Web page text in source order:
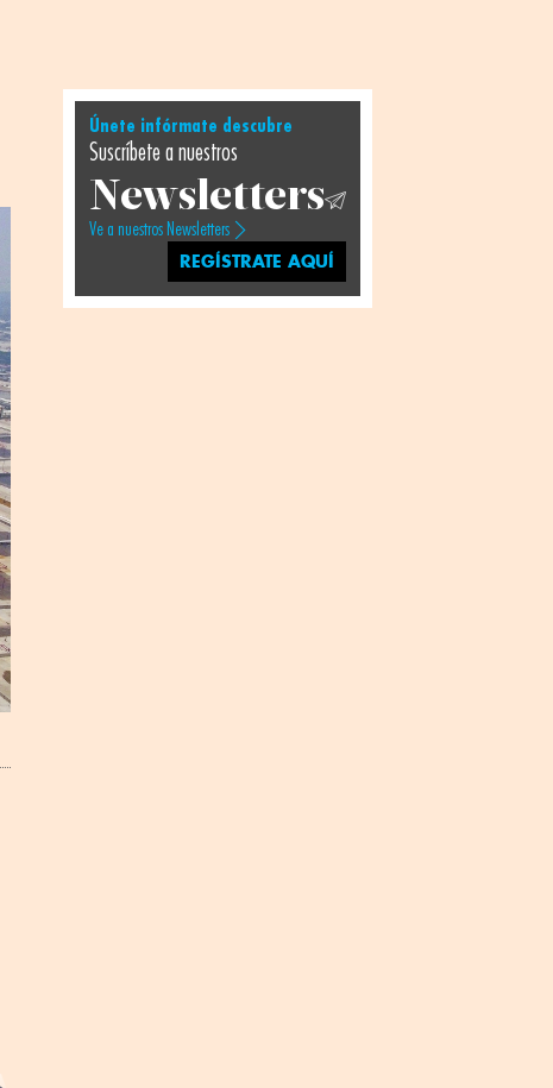
Únete infórmate descubre
Suscríbete a nuestros
Newsletters
Ve a nuestros Newsletters
REGÍSTRATE AQUÍ